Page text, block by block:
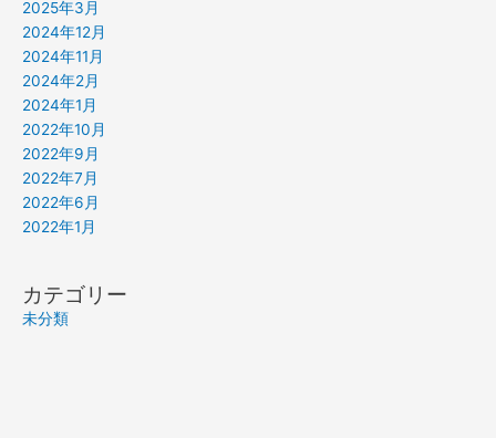
2025年3月
2024年12月
2024年11月
2024年2月
2024年1月
2022年10月
2022年9月
2022年7月
2022年6月
2022年1月
カテゴリー
未分類